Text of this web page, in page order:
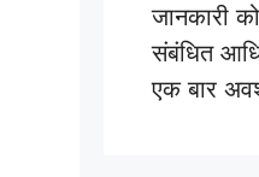
जानकारी
संबंधित
एक बार